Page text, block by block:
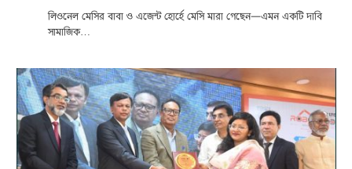
লিওনেল মেসির বাবা ও এজেন্ট হোর্হে মেসি মারা গেছেন—এমন একটি দাবি
সামাজিক…